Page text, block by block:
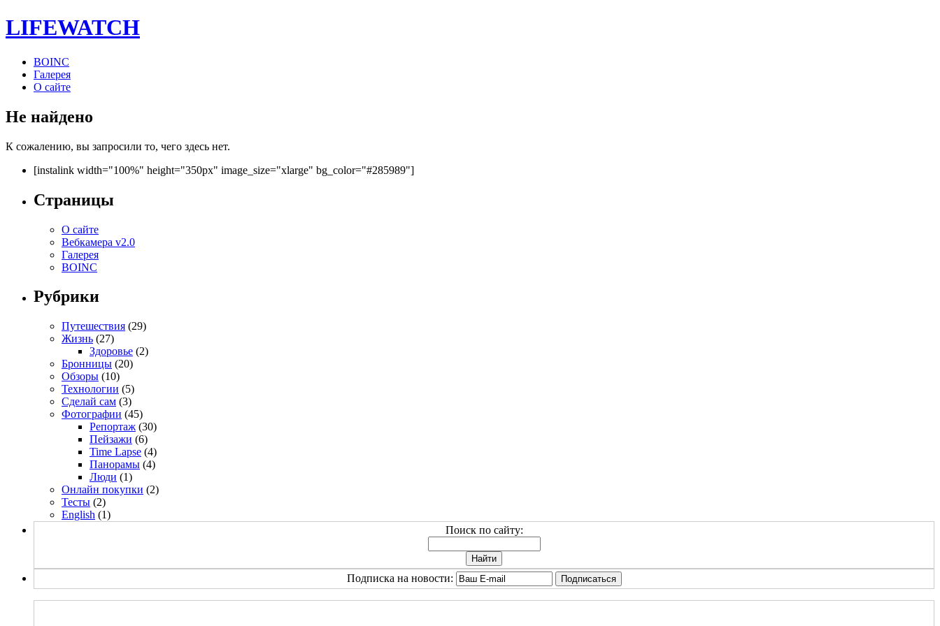
LIFEWATCH
BOINC
Галерея
О сайте
Не найдено
К сожалению, вы запросили то, чего здесь нет.
[instalink width="100%" height="350px" image_size="xlarge" bg_color="#285989"]
Страницы
О сайте
Вебкамера v2.0
Галерея
BOINC
Рубрики
Путешествия (29)
Жизнь (27)
Здоровье (2)
Бронницы (20)
Обзоры (10)
Технологии (5)
Сделай сам (3)
Фотографии (45)
Репортаж (30)
Пейзажи (6)
Time Lapse (4)
Панорамы (4)
Люди (1)
Онлайн покупки (2)
Тесты (2)
English (1)
Поиск по сайту:
Подписка на новости: